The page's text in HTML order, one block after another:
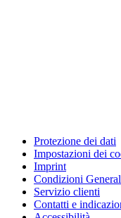
Protezione dei dati
Impostazioni dei
Imprint
Condizioni
Servizio clienti
Contatti e